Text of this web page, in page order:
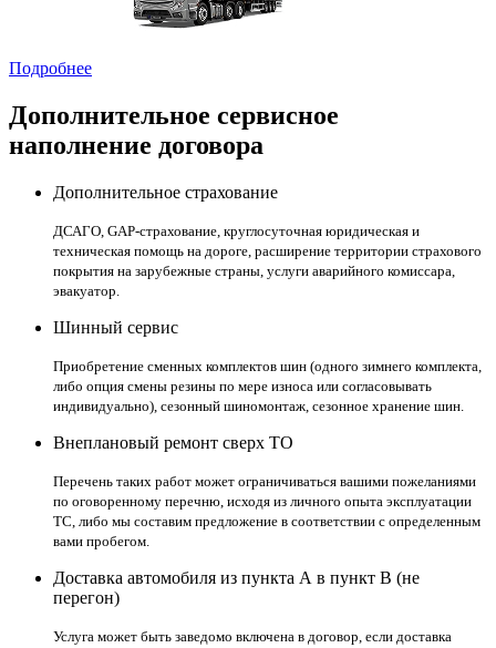
Подробнее
Дополнительное сервисное
наполнение договора
Дополнительное страхование
ДСАГО, GAP-страхование, круглосуточная юридическая и
техническая помощь на дороге, расширение территории страхового
покрытия на зарубежные страны, услуги аварийного комиссара,
эвакуатор.
Шинный сервис
Приобретение сменных комплектов шин (одного зимнего комплекта,
либо опция смены резины по мере износа или согласовывать
индивидуально), сезонный шиномонтаж, сезонное хранение шин.
Внеплановый ремонт сверх ТО
Перечень таких работ может ограничиваться вашими пожеланиями
по оговоренному перечню, исходя из личного опыта эксплуатации
ТС, либо мы составим предложение в соответствии с определенным
вами пробегом.
Доставка автомобиля из пункта А в пункт В (не
перегон)
Услуга может быть заведомо включена в договор, если доставка